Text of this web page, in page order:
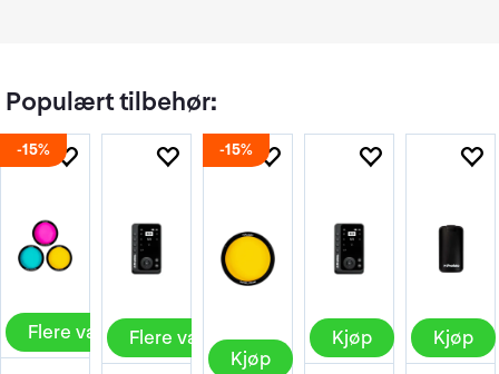
Populært tilbehør:
15%
Flere valg Flere valg
15%
Kjøp
Kjøp Kjøp